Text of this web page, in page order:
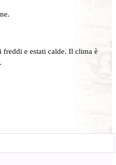
e estati calde. Il clima è